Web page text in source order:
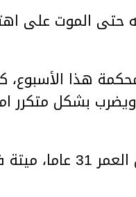
الموت على
هذا الأسبوع،
بشكل متكرر
وعثر على المرأة، سلطانات نوكينوفا،